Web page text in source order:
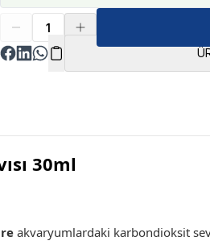
30ml
akvaryumlardaki karbondioksit